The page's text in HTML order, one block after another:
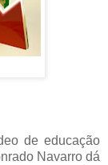
de educação
Navarro dá